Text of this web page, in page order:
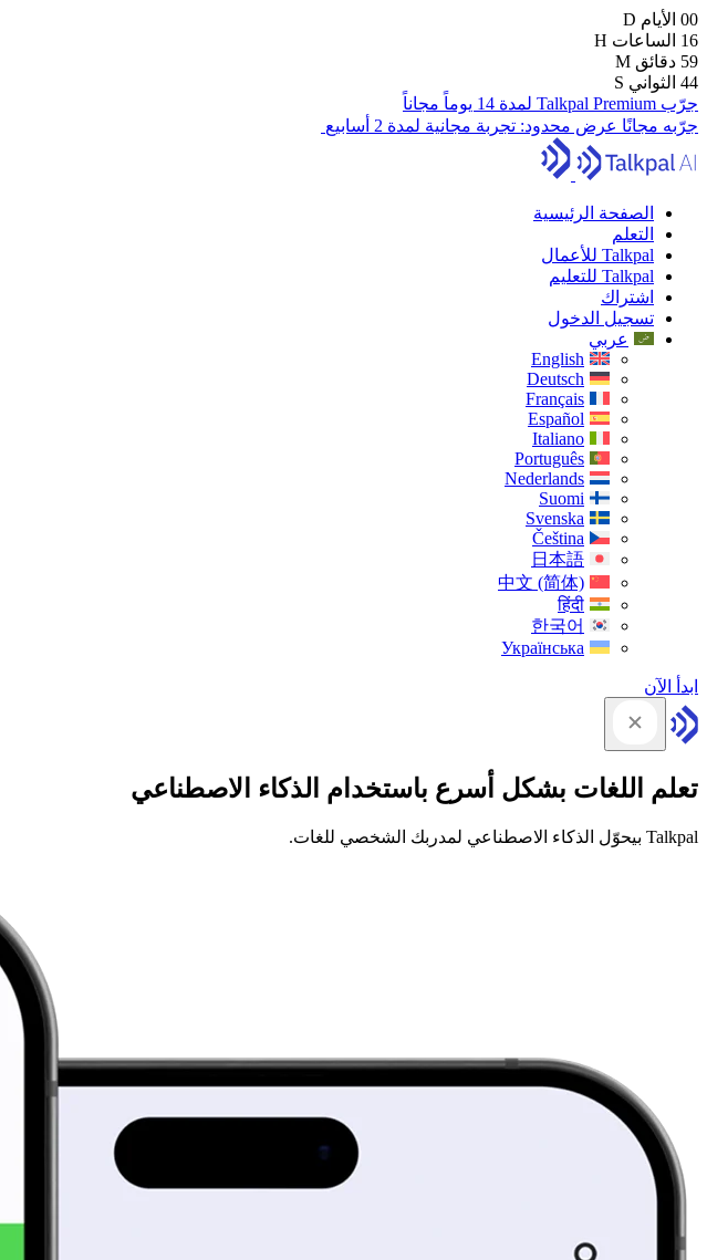
00 الأيام D
16 الساعات H
59 دقائق M
43 الثواني S
جرّب Talkpal Premium لمدة 14 يوماً مجاناً
جرّبه مجانًا عرض محدود: تجربة مجانية لمدة 2 أسابيع
الصفحة الرئيسية
التعلم
Talkpal للأعمال
Talkpal للتعليم
اشتراك
تسجيل الدخول
عربي
English
Deutsch
Français
Español
Italiano
Português
Nederlands
Suomi
Svenska
Čeština
日本語
中文 (简体)
हिंदी
한국어
Українська
ابدأ الآن
تعلم اللغات بشكل أسرع باستخدام الذكاء الاصطناعي
Talkpal بيحوّل الذكاء الاصطناعي لمدربك الشخصي للغات.